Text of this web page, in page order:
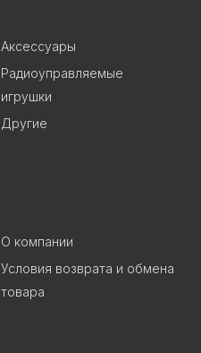
Аксессуары
Радиоуправляемые
игрушки
Другие
О компании
Условия возврата и обмена
товара